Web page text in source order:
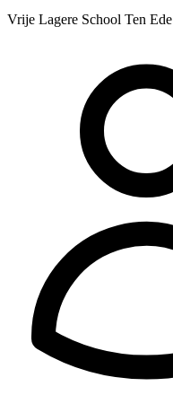
Vrije Lagere School Ten Ede